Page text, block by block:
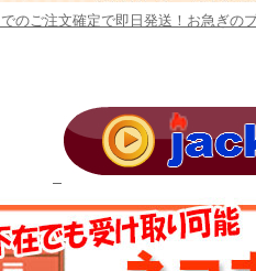
のご注文確定で即日発送！お急ぎの